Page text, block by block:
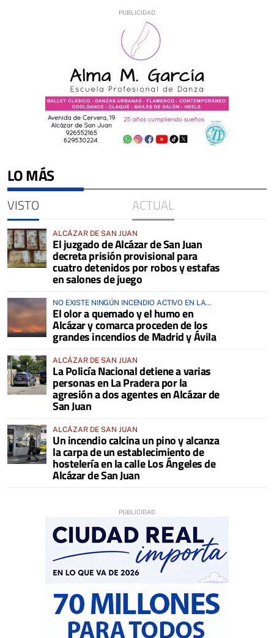
LO MÁS
VISTO ACTUAL
ALCÁZAR DE SAN JUAN
El juzgado de Alcázar de San Juan
decreta prisión provisional para
cuatro detenidos por robos y estafas
en salones de juego
NO EXISTE NINGÚN INCENDIO ACTIVO EN LA
COMARCA
El olor a quemado y el humo en
Alcázar y comarca proceden de los
grandes incendios de Madrid y Ávila
ALCÁZAR DE SAN JUAN
La Policía Nacional detiene a varias
personas en La Pradera por la
agresión a dos agentes en Alcázar de
San Juan
ALCÁZAR DE SAN JUAN
Un incendio calcina un pino y alcanza
la carpa de un establecimiento de
hostelería en la calle Los Ángeles de
Alcázar de San Juan